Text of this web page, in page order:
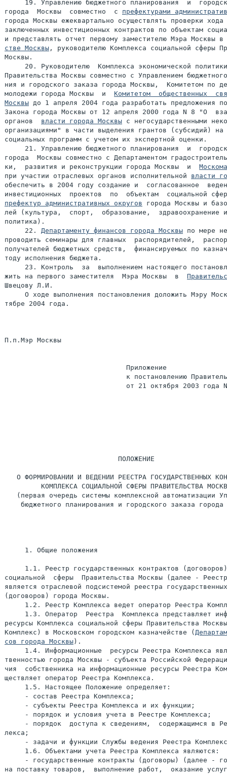
19. Управлению бюджетного планирования  и
города  Москвы  совместно  с префектурами
города Москвы ежеквартально осуществлять проверки
заключенных инвестиционных контрактов по объектам
и представлять отчет первому заместителю Мэра Москвы
стве Москвы , руководителю Комплекса социальной сферы
Москвы.
20. Руководителю  Комплекса экономической
Правительства Москвы совместно с Управлением
ния и городского заказа города Москвы,  Комитетом по
молодежи города Москвы  и Комитетом  общественных
Москвы до 1 апреля 2004 года разработать предложения
Закона города Москвы от 12 апреля 2000 года N 8 "О
органов власти города Москвы с негосударственными
организациями" в части выделения грантов (субсидий) на
социальных программ с учетом их экспертной оценки.
21. Управлению бюджетного планирования  и
города  Москвы совместно с Департаментом
ки,  развития и реконструкции города Москвы  и
при участии отраслевых органов исполнительной власти
обеспечить в 2004 году создание и  согласованное
префектур административных округов города Москвы и
лей (культура,  спорт,  образование,  здравоохранение
политика).
     22.
Департаменту финансов города Москвы по мере
проводить семинары для главных  распорядителей,
получателей бюджетных средств,  финансируемых по
тоду исполнения бюджета.
23. Контроль  за  выполнением настоящего
жить на первого заместителя  Мэра Москвы  в
Швецову Л.И.
О ходе выполнения постановления доложить Мэру
тябре 2004 года.
П.п.Мэр Москвы
                              Приложение
к постановлению
от 21 октября 2003 года
                            ПОЛОЖЕНИЕ
О ФОРМИРОВАНИИ И ВЕДЕНИИ РЕЕСТРА ГОСУДАРСТВЕННЫХ
КОМПЛЕКСА СОЦИАЛЬНОЙ СФЕРЫ ПРАВИТЕЛЬСТВА
(первая очередь системы комплексной автоматизации
бюджетного планирования и городского заказа города
     1. Общие положения
1.1. Реестр государственных контрактов
социальной  сферы  Правительства Москвы (далее -
является отраслевой подсистемой реестра
(договоров) города Москвы.
1.2. Реестр Комплекса ведет оператор Реестра
1.3. Оператор  Реестра  Комплекса представляет
ресурсы Комплекса социальной сферы Правительства
Комплекс) в Московском городском казначействе (
сов города Москвы ).
1.4. Информационные  ресурсы Реестра Комплекса
твенностью города Москвы - субъекта Российской
чия  собственника на информационные ресурсы Реестра
ществляет оператор Реестра Комплекса.
     1.5. Настоящее Положение определяет:
     - состав Реестра Комплекса;
     - субъекты Реестра Комплекса и их функции;
     - порядок и условия учета в Реестре Комплекса;
- порядок  доступа к сведениям,  содержащимся в
лекса;
- задачи и функции Службы ведения Реестра
     1.6. Объектами учета Реестра Комплекса являются:
- государственные контракты (договоры) (далее -
на поставку товаров,  выполнение работ,  оказание